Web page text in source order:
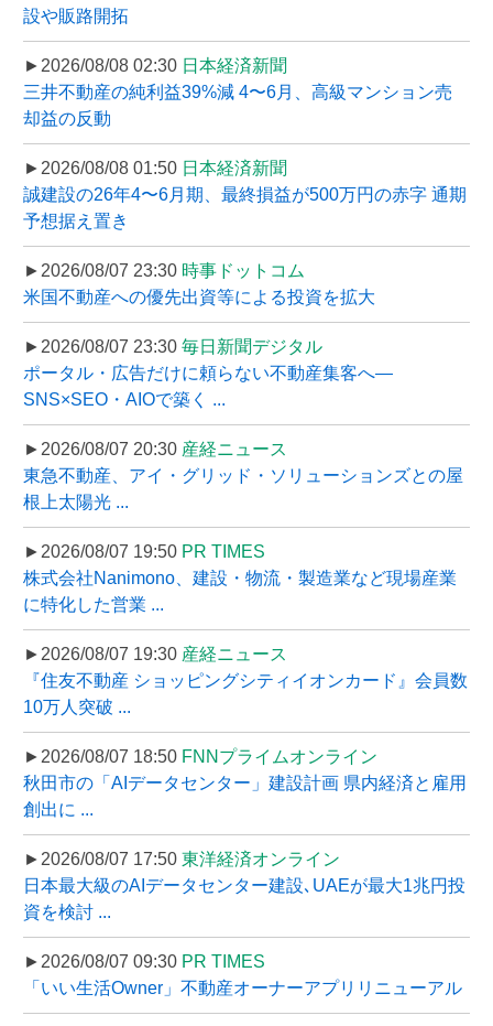
設や販路開拓
►2026/08/08 02:30 日本経済新聞
三井不動産の純利益39%減 4〜6月、高級マンション売
却益の反動
►2026/08/08 01:50 日本経済新聞
誠建設の26年4〜6月期、最終損益が500万円の赤字 通期
予想据え置き
►2026/08/07 23:30 時事ドットコム
米国不動産への優先出資等による投資を拡大
►2026/08/07 23:30 毎日新聞デジタル
ポータル・広告だけに頼らない不動産集客へ―
SNS×SEO・AIOで築く ...
►2026/08/07 20:30 産経ニュース
東急不動産、アイ・グリッド・ソリューションズとの屋
根上太陽光 ...
►2026/08/07 19:50 PR TIMES
株式会社Nanimono、建設・物流・製造業など現場産業
に特化した営業 ...
►2026/08/07 19:30 産経ニュース
『住友不動産 ショッピングシティイオンカード』会員数
10万人突破 ...
►2026/08/07 18:50 FNNプライムオンライン
秋田市の「AIデータセンター」建設計画 県内経済と雇用
創出に ...
►2026/08/07 17:50 東洋経済オンライン
日本最大級のAIデータセンター建設､UAEが最大1兆円投
資を検討 ...
►2026/08/07 09:30 PR TIMES
「いい生活Owner」不動産オーナーアプリリニューアル